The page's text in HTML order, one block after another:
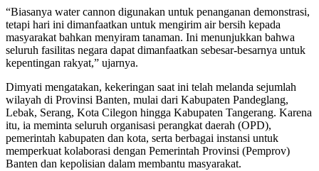
“Biasanya water cannon digunakan untuk penanganan demonstrasi,
tetapi hari ini dimanfaatkan untuk mengirim air bersih kepada
masyarakat bahkan menyiram tanaman. Ini menunjukkan bahwa
seluruh fasilitas negara dapat dimanfaatkan sebesar-besarnya untuk
kepentingan rakyat,” ujarnya.
Dimyati mengatakan, kekeringan saat ini telah melanda sejumlah
wilayah di Provinsi Banten, mulai dari Kabupaten Pandeglang,
Lebak, Serang, Kota Cilegon hingga Kabupaten Tangerang. Karena
itu, ia meminta seluruh organisasi perangkat daerah (OPD),
pemerintah kabupaten dan kota, serta berbagai instansi untuk
memperkuat kolaborasi dengan Pemerintah Provinsi (Pemprov)
Banten dan kepolisian dalam membantu masyarakat.